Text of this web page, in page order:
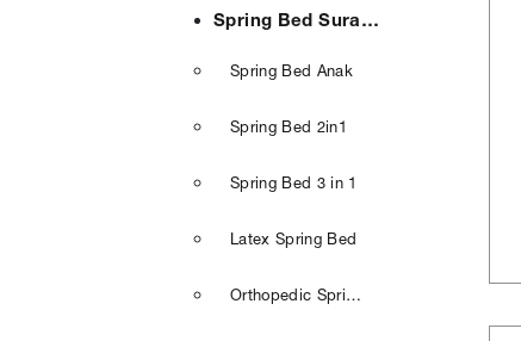
Spring Bed Surabaya
Spring Bed Anak
Spring Bed 2in1
Spring Bed 3 in 1
Latex Spring Bed
Orthopedic Spring Bed